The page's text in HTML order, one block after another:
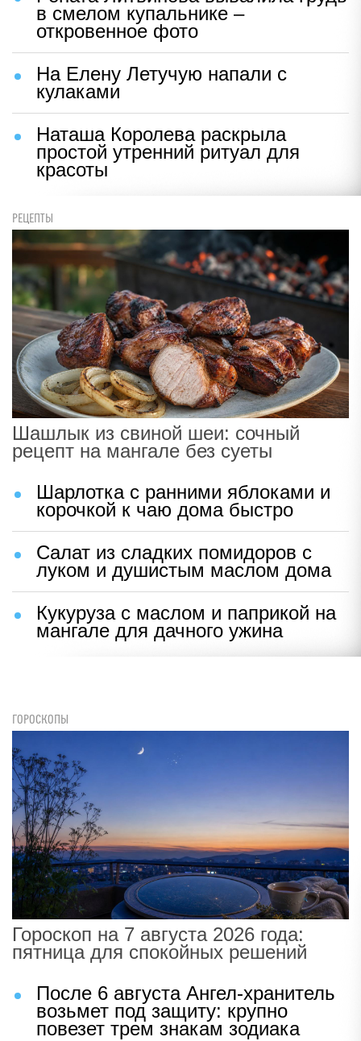
в смелом купальнике –
откровенное фото
На Елену Летучую напали с
кулаками
Наташа Королева раскрыла
простой утренний ритуал для
красоты
РЕЦЕПТЫ
Шашлык из свиной шеи: сочный
рецепт на мангале без суеты
Шарлотка с ранними яблоками и
корочкой к чаю дома быстро
Салат из сладких помидоров с
луком и душистым маслом дома
Кукуруза с маслом и паприкой на
мангале для дачного ужина
ГОРОСКОПЫ
Гороскоп на 7 августа 2026 года:
пятница для спокойных решений
После 6 августа Ангел-хранитель
возьмет под защиту: крупно
повезет трем знакам зодиака